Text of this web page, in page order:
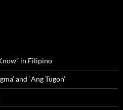
in Filipino
and `Ang Tugon’